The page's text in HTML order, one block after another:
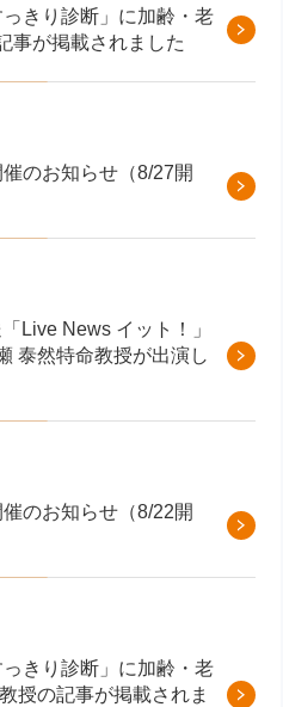
きり診断」に加齢・老
事が掲載されました
のお知らせ（8/27開
Live News イット！」
泰然特命教授が出演し
のお知らせ（8/22開
きり診断」に加齢・老
授の記事が掲載されま